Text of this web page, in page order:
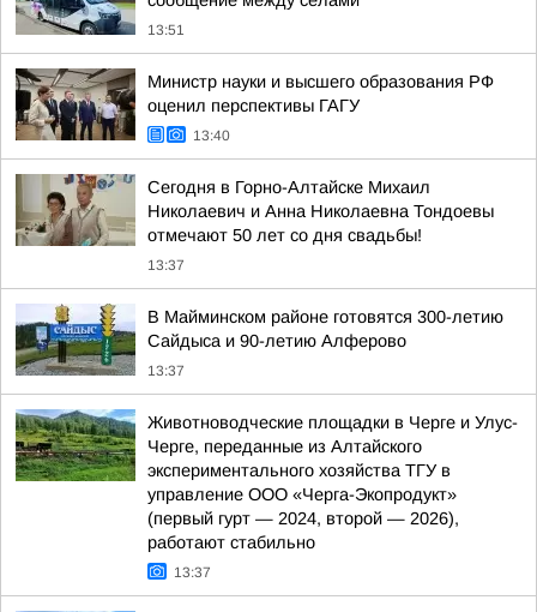
13:51
Министр науки и высшего образования РФ
оценил перспективы ГАГУ
13:40
Сегодня в Горно-Алтайске Михаил
Николаевич и Анна Николаевна Тондоевы
отмечают 50 лет со дня свадьбы!
13:37
В Майминском районе готовятся 300-летию
Сайдыса и 90-летию Алферово
13:37
Животноводческие площадки в Черге и Улус-
Черге, переданные из Алтайского
экспериментального хозяйства ТГУ в
управление ООО «Черга-Экопродукт»
(первый гурт — 2024, второй — 2026),
работают стабильно
13:37